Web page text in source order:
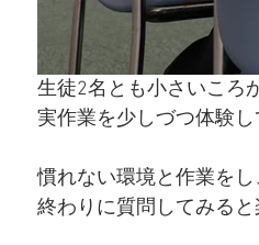
生徒2名とも小さいころ
実作業を少しづつ体験し
慣れない環境と作業を
終わりに質問してみる